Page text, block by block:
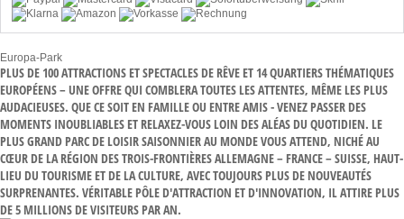
Europa-Park
PLUS DE 100 ATTRACTIONS ET SPECTACLES DE RÊVE ET 14 QUARTIERS THÉMATIQUES
EUROPÉENS – UNE OFFRE QUI COMBLERA TOUTES LES ATTENTES, MÊME LES PLUS
AUDACIEUSES. QUE CE SOIT EN FAMILLE OU ENTRE AMIS - VENEZ PASSER DES
MOMENTS INOUBLIABLES ET RELAXEZ-VOUS LOIN DES ALÉAS DU QUOTIDIEN. LE
PLUS GRAND PARC DE LOISIR SAISONNIER AU MONDE VOUS ATTEND, NICHÉ AU
CŒUR DE LA RÉGION DES TROIS-FRONTIÈRES ALLEMAGNE – FRANCE – SUISSE, HAUT-
LIEU DU TOURISME ET DE LA CULTURE, AVEC TOUJOURS PLUS DE NOUVEAUTÉS
SURPRENANTES. VÉRITABLE PÔLE D'ATTRACTION ET D'INNOVATION, IL ATTIRE PLUS
DE 5 MILLIONS DE VISITEURS PAR AN.